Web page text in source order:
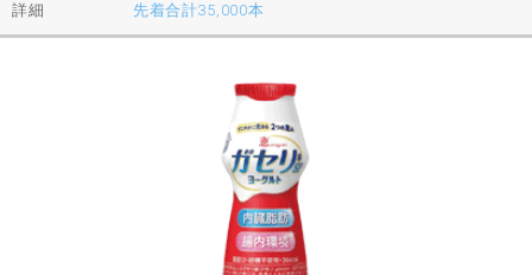
詳細 先着合計35,000本